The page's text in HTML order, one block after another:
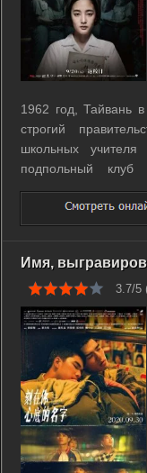
1962 год, Тайвань
строгий
школьных учителя
подпольный клуб
Инспектору Баю
все остальные
пыткам, но не сдает
Имя,
3.7/5